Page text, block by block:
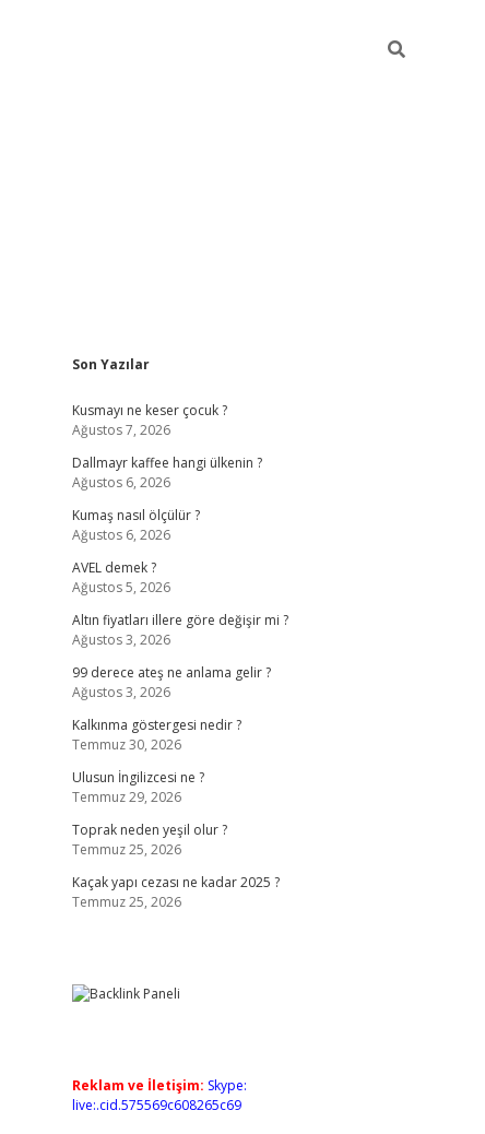
Sidebar
Son Yazılar
Kusmayı ne keser çocuk ?
Ağustos 7, 2026
Dallmayr kaffee hangi ülkenin ?
Ağustos 6, 2026
Kumaş nasıl ölçülür ?
Ağustos 6, 2026
AVEL demek ?
Ağustos 5, 2026
Altın fiyatları illere göre değişir mi ?
Ağustos 3, 2026
99 derece ateş ne anlama gelir ?
Ağustos 3, 2026
Kalkınma göstergesi nedir ?
Temmuz 30, 2026
Ulusun İngilizcesi ne ?
Temmuz 29, 2026
Toprak neden yeşil olur ?
Temmuz 25, 2026
Kaçak yapı cezası ne kadar 2025 ?
Temmuz 25, 2026
Reklam ve İletişim: Skype:
live:.cid.575569c608265c69